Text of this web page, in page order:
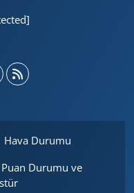
Hava Durumu
Puan Durumu ve